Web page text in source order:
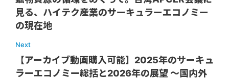
見る、ハイテク産業のサーキュラーエコノミー
の現在地
Next
【アーカイブ動画購入可能】2025年のサーキュ
ラーエコノミー総括と2026年の展望 ～国内外